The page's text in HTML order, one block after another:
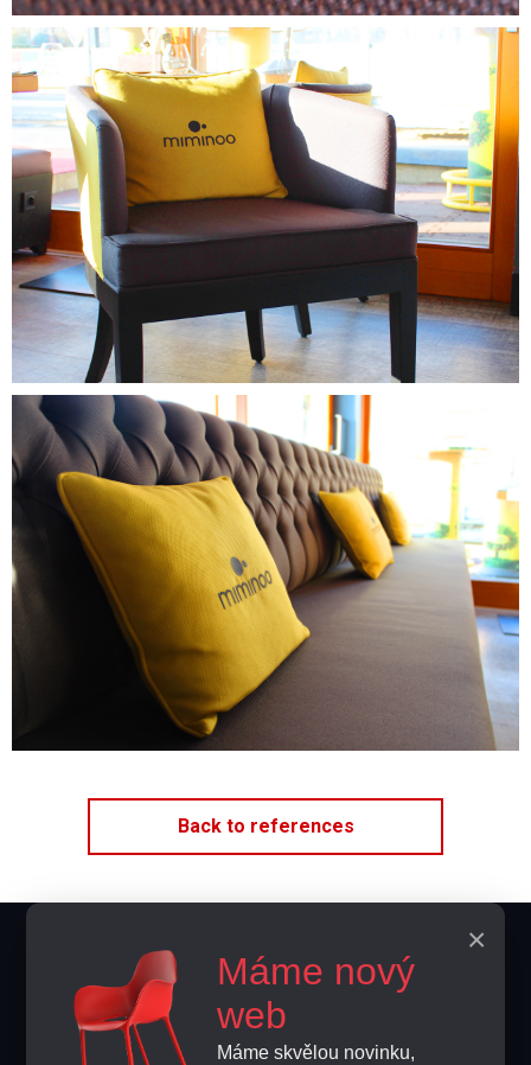
Back to references
Máme nový
web
Máme skvělou novinku,
×